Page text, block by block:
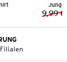
9,99 €